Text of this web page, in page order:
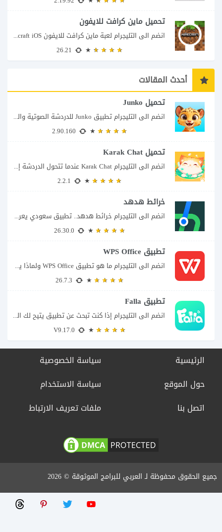
تحميل ماين كرافت للايفون
انضم الى التليجرام لعبة ماين كرافت للايفون Minecraft iOS تُعد لعبة Minecraft واحدة من...
أحدث المقالات
تحميل Junko
انضم الى التليجرام تطبيق Junko للدردشة الصوتية والتواصل بطريقة أكثر تفاعلاً يأتي تطبيق Junko...
تحميل Karak Chat
انضم الى التليجرام Karak Chat عندما تتحول الدردشة إلى تجربة تفاعلية إذا كنت تبحث...
خرائط هدهد
انضم الى التليجرام خرائط هدهد.. تطبيق سعودي يعرف تفاصيل الطريق قبل أن تبدأ رحلتك...
تطبيق WPS Office
انضم الى التليجرام ما هو تطبيق WPS Office ولماذا يمكن أن يغنيك عن عدة...
تطبيق Falla
انضم الى التليجرام إذا كنت تبحث عن تطبيق يتيح لك الدخول إلى غرف دردشة...
الرئيسية
حول الموقع
اتصل بنا
سياسة الخصوصية
سياسة الاستخدام
ملفات تعريف الارتباط
جميع الحقوق محفوظة لـ العربي للبرامج الموثوقة © 2026